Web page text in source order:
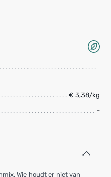
€ 3,38/kg
-
Wie houdt er niet van